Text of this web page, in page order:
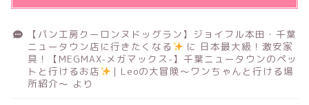
【パン工房クーロンヌドッグラン】ジョイフル本田・千葉
ニュータウン店に行きたくなる
に 日本最大級！激安家
具！【MEGMAX-メガマックス-】千葉ニュータウンのペッ
トと行けるお店
｜Leoの大冒険〜ワンちゃんと行ける場
所紹介〜 より